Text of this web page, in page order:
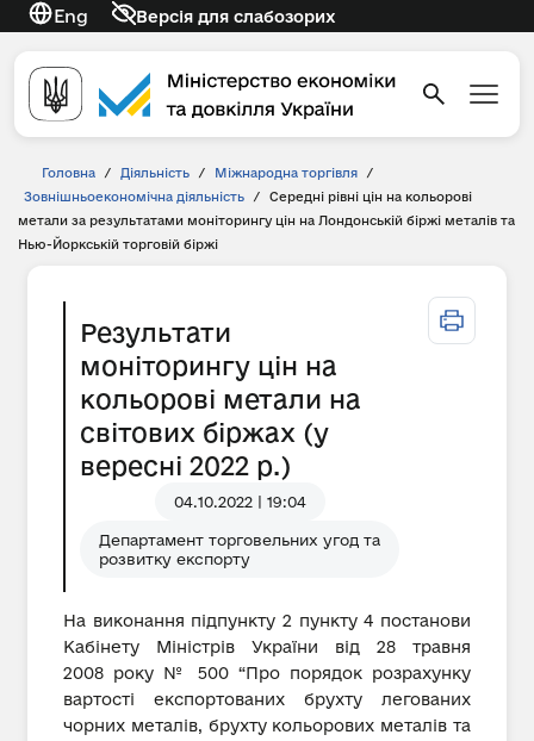
Eng Версія для слабозорих
Головна / Діяльність / Міжнародна торгівля
/
Зовнішньоекономічна діяльність
/
Середні рівні цін на кольорові
метали за результатами моніторингу цін на Лондонській біржі металів та
Нью-Йоркській торговій біржі
Результати
моніторингу цін на
кольорові метали на
світових біржах (у
вересні 2022 р.)
04.10.2022 | 19:04
Департамент торговельних угод та
розвитку експорту
На виконання підпункту 2 пункту 4 постанови
Кабінету Міністрів України від 28 травня
2008 року № 500 “Про порядок розрахунку
вартості експортованих брухту легованих
чорних металів, брухту кольорових металів та